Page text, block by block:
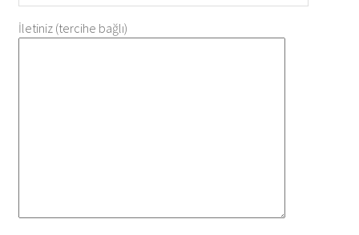
İletiniz (tercihe bağlı)